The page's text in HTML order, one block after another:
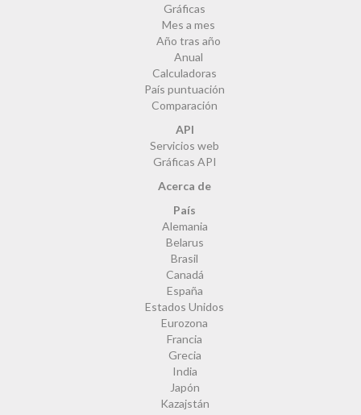
Gráficas
Mes a mes
Año tras año
Anual
Calculadoras
País puntuación
Comparación
API
Servicios web
Gráficas API
Acerca de
País
Alemania
Belarus
Brasil
Canadá
España
Estados Unidos
Eurozona
Francia
Grecia
India
Japón
Kazajstán